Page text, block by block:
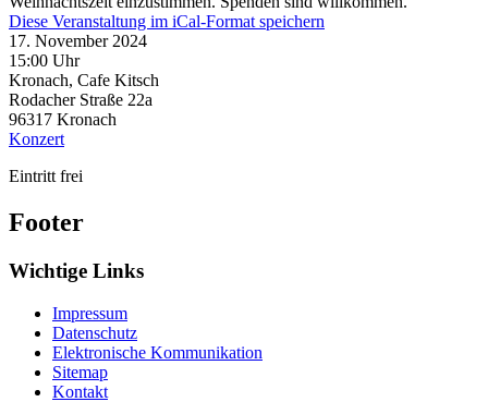
Diese Veranstaltung im iCal-Format speichern
17. November 2024
15:00 Uhr
Kronach, Cafe Kitsch
Rodacher Straße 22a
96317 Kronach
Konzert
Eintritt frei
Footer
Wichtige Links
Impressum
Datenschutz
Elektronische Kommunikation
Sitemap
Kontakt